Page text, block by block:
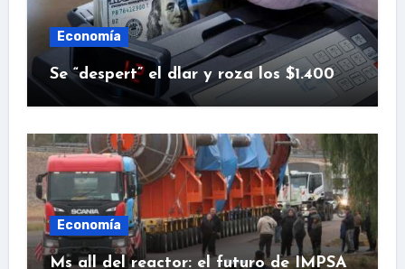
Economía
Se “despert” el dlar y roza los $1.400
Economía
Ms all del reactor: el futuro de IMPSA